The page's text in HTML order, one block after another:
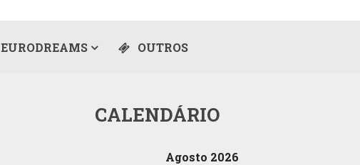
EURODREAMS OUTROS
CALENDÁRIO
Agosto 2026